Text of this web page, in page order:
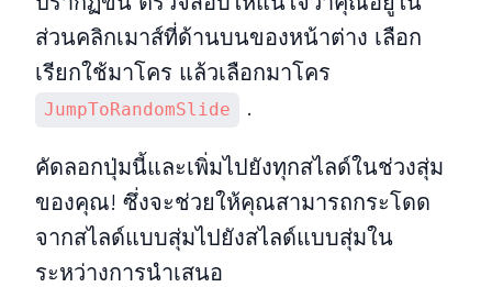
ส่วนคลิกเมาส์ที่ด้านบนของหน้าต่าง เลือก
เรียกใช้มาโคร แล้วเลือกมาโคร
JumpToRandomSlide .
คัดลอกปุ่มนี้และเพิ่มไปยังทุกสไลด์ในช่วงสุ่ม
ของคุณ! ซึ่งจะช่วยให้คุณสามารถกระโดด
จากสไลด์แบบสุ่มไปยังสไลด์แบบสุ่มใน
ระหว่างการนำเสนอ